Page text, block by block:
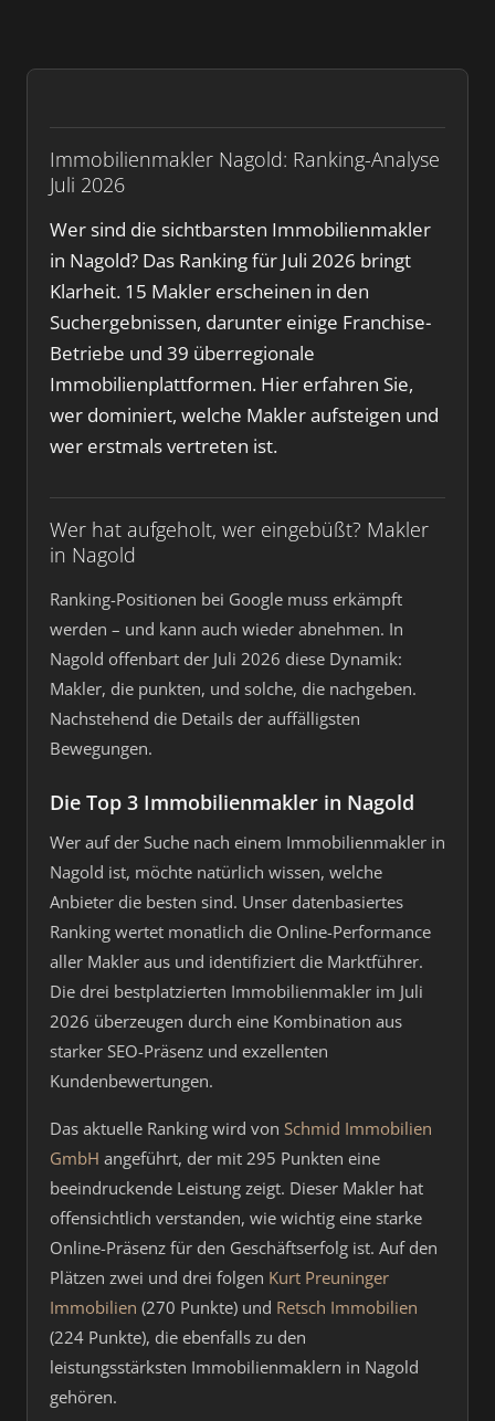
Immobilienmakler Nagold: Ranking-Analyse
Juli 2026
Wer sind die sichtbarsten Immobilienmakler
in Nagold? Das Ranking für Juli 2026 bringt
Klarheit. 15 Makler erscheinen in den
Suchergebnissen, darunter einige Franchise-
Betriebe und 39 überregionale
Immobilienplattformen. Hier erfahren Sie,
wer dominiert, welche Makler aufsteigen und
wer erstmals vertreten ist.
Wer hat aufgeholt, wer eingebüßt? Makler
in Nagold
Ranking-Positionen bei Google muss erkämpft
werden – und kann auch wieder abnehmen. In
Nagold offenbart der Juli 2026 diese Dynamik:
Makler, die punkten, und solche, die nachgeben.
Nachstehend die Details der auffälligsten
Bewegungen.
Die Top 3 Immobilienmakler in Nagold
Wer auf der Suche nach einem Immobilienmakler in
Nagold ist, möchte natürlich wissen, welche
Anbieter die besten sind. Unser datenbasiertes
Ranking wertet monatlich die Online-Performance
aller Makler aus und identifiziert die Marktführer.
Die drei bestplatzierten Immobilienmakler im Juli
2026 überzeugen durch eine Kombination aus
starker SEO-Präsenz und exzellenten
Kundenbewertungen.
Das aktuelle Ranking wird von Schmid Immobilien
GmbH angeführt, der mit 295 Punkten eine
beeindruckende Leistung zeigt. Dieser Makler hat
offensichtlich verstanden, wie wichtig eine starke
Online-Präsenz für den Geschäftserfolg ist. Auf den
Plätzen zwei und drei folgen Kurt Preuninger
Immobilien (270 Punkte) und Retsch Immobilien
(224 Punkte), die ebenfalls zu den
leistungsstärksten Immobilienmaklern in Nagold
gehören.